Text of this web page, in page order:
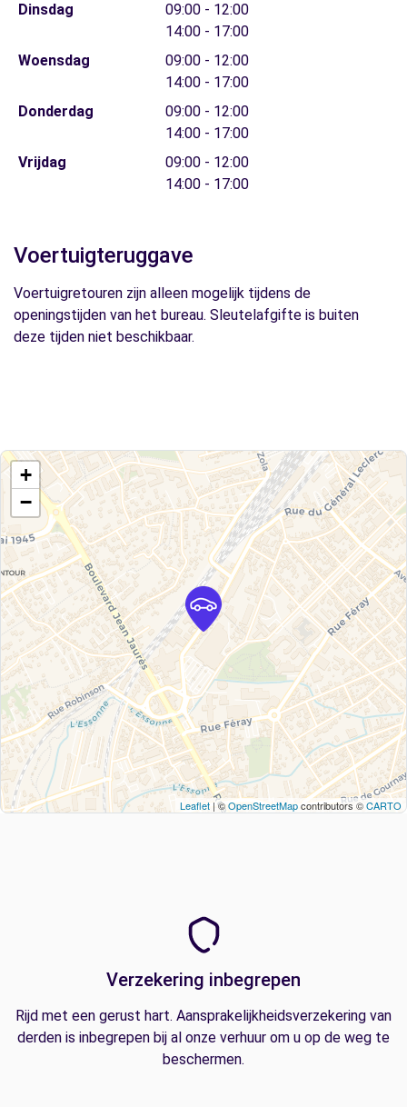
Dinsdag
09:00 - 12:00
14:00 - 17:00
Woensdag
09:00 - 12:00
14:00 - 17:00
Donderdag
09:00 - 12:00
14:00 - 17:00
Vrijdag
09:00 - 12:00
14:00 - 17:00
Voertuigteruggave
Voertuigretouren zijn alleen mogelijk tijdens de
openingstijden van het bureau. Sleutelafgifte is buiten
deze tijden niet beschikbaar.
+
−
Leaflet | ©OpenStreetMapcontributors ©CARTO
Verzekering inbegrepen
Rijd met een gerust hart. Aansprakelijkheidsverzekering van
derden is inbegrepen bij al onze verhuur om u op de weg te
beschermen.